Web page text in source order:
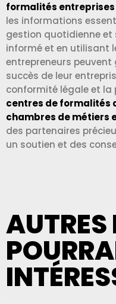
formalités entreprises
les informations
gestion quotidienne
informé et en utilisant
entrepreneurs
succès de leur
conformité légale et la
centres de formalités
chambres de métiers
des partenaires
un soutien et des
AUTRES